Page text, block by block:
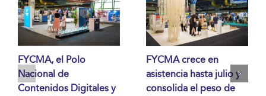
FYCMA, el Polo
Nacional de
Contenidos Digitales y
FYCMA crece en
asistencia hasta julio y
consolida el peso de